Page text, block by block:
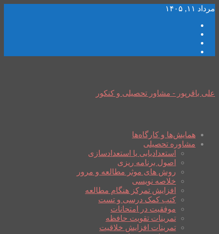
مرداد ۱۱, ۱۴۰۵
علی باقرپور - مشاور تحصیلی و کنکور
همایش‌ها و کارگاه‌ها
مشاوره تحصیلی
استعدادیابی یا استعدادسازی
اصول برنامه ریزی
روش های موثر مطالعه و مرور
خلاصه نویسی
افزایش تمرکز هنگام مطالعه
کتب کمک درسی و تست
موفقیت در امتحانات
تمرینات تقویت حافظه
تمرینات افزایش خلاقیت